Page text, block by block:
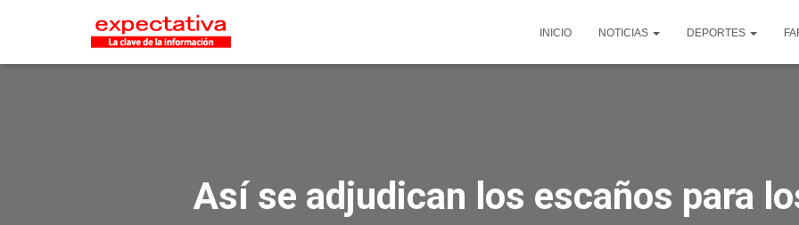
INICIO NOTICIAS DEPORTES
Así se adjudican los escaños para